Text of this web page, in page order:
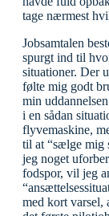
tage nærmest
Jobsamtalen
spurgt ind til
situationer. Der
følte mig godt
min
i en sådan
flyvemaskine,
til at “sælge mig
jeg noget
fodspor, vil jeg
med kort varsel,